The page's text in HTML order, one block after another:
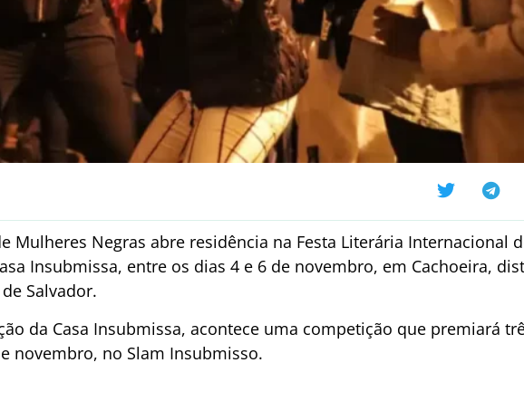
Mulheres Negras abre residência na Festa Literária Internacional
Insubmissa, entre os dias 4 e 6 de novembro, em Cachoeira,
Salvador.
da Casa Insubmissa, acontece uma competição que premiará
novembro, no Slam Insubmisso.